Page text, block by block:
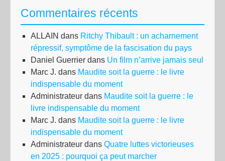
Commentaires récents
ALLAIN dans Ritchy Thibault : un acharnement
répressif, symptôme de la fascisation du pays
Daniel Guerrier dans Un film n’arrive jamais seul
Marc J. dans Maudite soit la guerre : le livre
indispensable du moment
Administrateur dans Maudite soit la guerre : le
livre indispensable du moment
Marc J. dans Maudite soit la guerre : le livre
indispensable du moment
Administrateur dans Quatre luttes victorieuses
en 2025 : pourquoi ça peut marcher